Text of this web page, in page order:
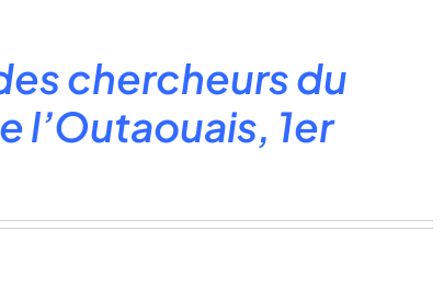
chercheurs du
l’Outaouais, 1er